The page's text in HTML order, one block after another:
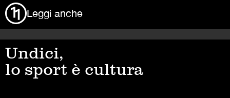
Leggi anche
Undici,
lo sport è cultura